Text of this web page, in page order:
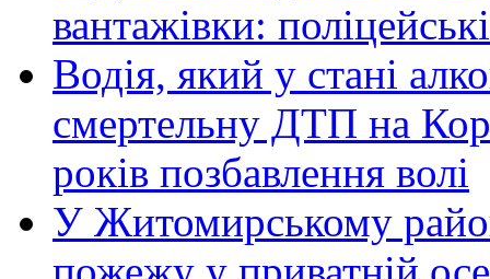
вантажівки:
Водія, який у стані
смертельну ДТП на
років позбавлення волі
У Житомирському